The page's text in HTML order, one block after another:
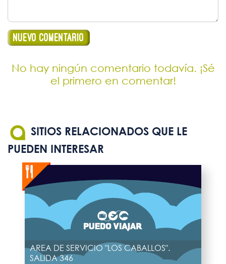
No hay ningún comentario todavía. ¡Sé
el primero en comentar!
SITIOS RELACIONADOS QUE LE
PUEDEN INTERESAR
AREA DE SERVICIO "LOS CABALLOS".
SALIDA 346